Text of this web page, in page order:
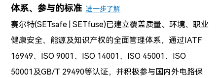
体系、参与的标准 进一步了解
赛尔特(SETsafe | SETfuse)已建立覆盖质量、环境、职业
健康安全、能源及知识产权的全面管理体系，通过IATF
16949、ISO 9001、ISO 14001、ISO 45001、ISO
50001及GB/T 29490等认证，并积极参与国内外电路保